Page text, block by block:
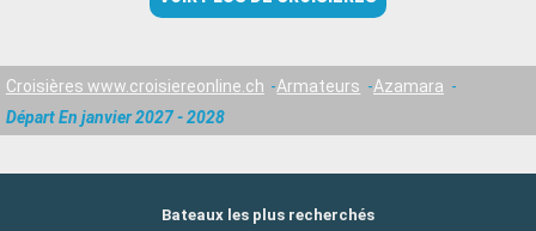
Croisières www.croisiereonline.ch Armateurs
Azamara
Départ En janvier 2027 - 2028
Bateaux les plus recherchés